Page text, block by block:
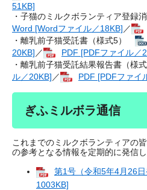
51KB]
・子猫のミルクボランティア登録
Word [Wordファイル／18KB] ／
・離乳前子猫受託書（様式5）
20KB] ／
PDF [PDFファイル／
・離乳前子猫受託結果報告書（様
ル／20KB] ／ PDF [PDFファイ
ぎふミルボラ通信
これまでのミルクボランティアの
の参考となる情報を定期的に発信し
第1号（令和5年4月26
1003KB]